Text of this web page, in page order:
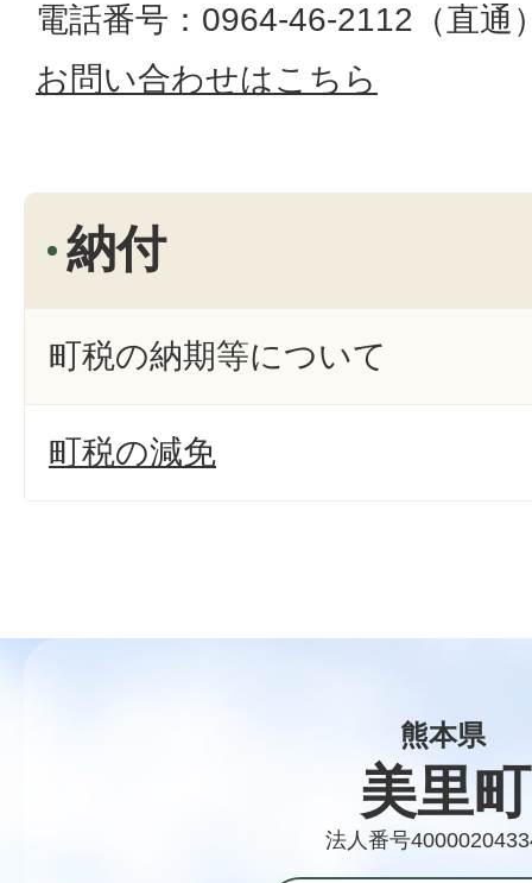
電話番号：0964-46-2112（直通
お問い合わせはこちら
納付
町税の納期等について
町税の減免
熊本県
美里町
法人番号